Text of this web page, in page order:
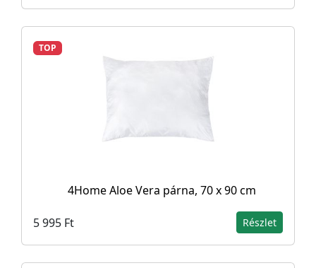
TOP
4Home Aloe Vera párna, 70 x 90 cm
5 995 Ft Részlet